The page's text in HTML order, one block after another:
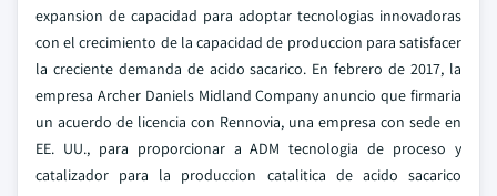
expansion de capacidad para adoptar tecnologias innovadoras
con el crecimiento de la capacidad de produccion para satisfacer
la creciente demanda de acido sacarico. En febrero de 2017, la
empresa Archer Daniels Midland Company anuncio que firmaria
un acuerdo de licencia con Rennovia, una empresa con sede en
EE. UU., para proporcionar a ADM tecnologia de proceso y
catalizador para la produccion catalitica de acido sacarico